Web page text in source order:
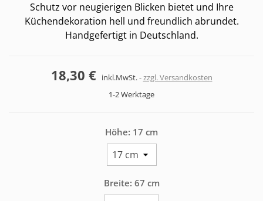
Schutz vor neugierigen Blicken bietet und Ihre
Küchendekoration hell und freundlich abrundet.
Handgefertigt in Deutschland.
18,30 € inkl.MwSt. zzgl. Versandkosten
1-2 Werktage
Höhe: 17 cm
Breite: 67 cm